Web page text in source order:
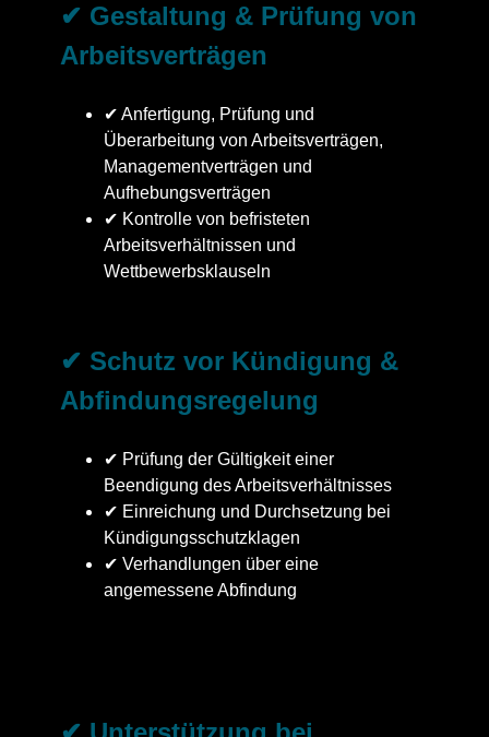
✔ Gestaltung & Prüfung von
Arbeitsverträgen
✔ Anfertigung, Prüfung und
Überarbeitung von Arbeitsverträgen,
Managementverträgen und
Aufhebungsverträgen
✔ Kontrolle von befristeten
Arbeitsverhältnissen und
Wettbewerbsklauseln
✔ Schutz vor Kündigung &
Abfindungsregelung
✔ Prüfung der Gültigkeit einer
Beendigung des Arbeitsverhältnisses
✔ Einreichung und Durchsetzung bei
Kündigungsschutzklagen
✔ Verhandlungen über eine
angemessene Abfindung